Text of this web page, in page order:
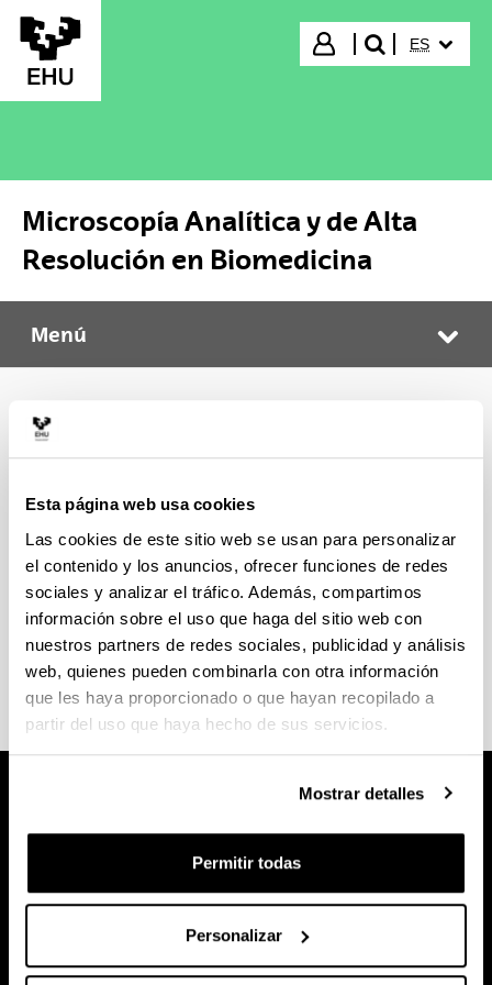
Esta página web usa cookies
Las cookies de este sitio web se usan para personalizar
el contenido y los anuncios, ofrecer funciones de redes
sociales y analizar el tráfico. Además, compartimos
información sobre el uso que haga del sitio web con
nuestros partners de redes sociales, publicidad y análisis
web, quienes pueden combinarla con otra información
que les haya proporcionado o que hayan recopilado a
partir del uso que haya hecho de sus servicios.
Mostrar detalles
Permitir todas
Personalizar
Saltar al contenido principal
Iniciar sesión
buscar"
ES
Microscopía Analítica y de Alta
Resolución en Biomedicina
Microscopía Analítica y de Alta Resolución en Biomedicina
Menú
MICROSCOPÍA ANALÍTICA Y DE
ALTA RESOLUCIÓN EN
BIOMEDICINA
Tarifas
Tarifas generales de los SGIker (pdf, 1500 KB)